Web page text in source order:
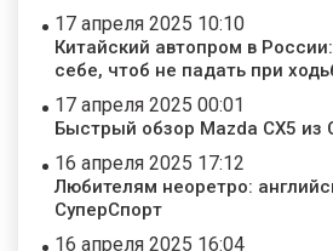
17 апреля 2025 10:10
Китайский автопром в
себе, чтоб не падать при
17 апреля 2025 00:01
Быстрый обзор Mazda CX5
16 апреля 2025 17:12
Любителям неоретро:
СуперСпорт
16 апреля 2025 16:04